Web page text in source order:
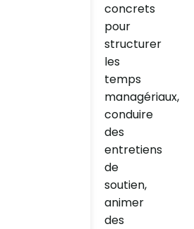
concrets
pour
structurer
les
temps
managériaux,
conduire
des
entretiens
de
soutien,
animer
des